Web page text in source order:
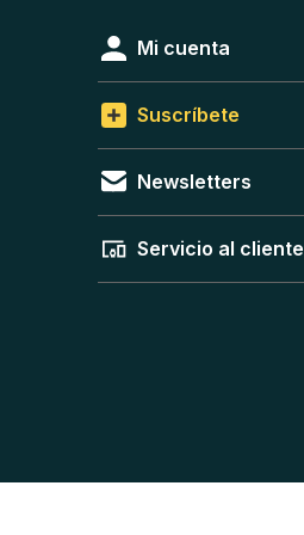
Mi cuenta
Suscríbete
Newsletters
Servicio al cliente